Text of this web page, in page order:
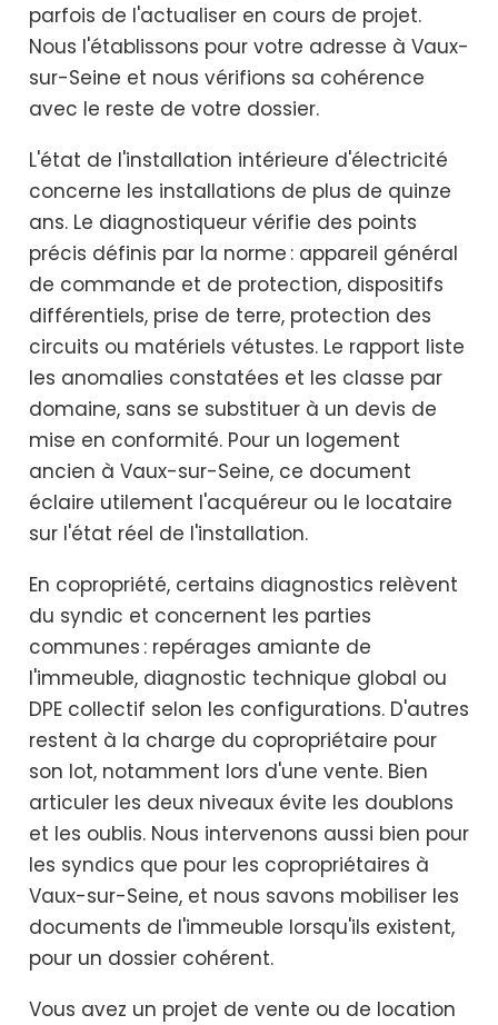
parfois de l'actualiser en cours de projet.
Nous l'établissons pour votre adresse à Vaux-
sur-Seine et nous vérifions sa cohérence
avec le reste de votre dossier.
L'état de l'installation intérieure d'électricité
concerne les installations de plus de quinze
ans. Le diagnostiqueur vérifie des points
précis définis par la norme : appareil général
de commande et de protection, dispositifs
différentiels, prise de terre, protection des
circuits ou matériels vétustes. Le rapport liste
les anomalies constatées et les classe par
domaine, sans se substituer à un devis de
mise en conformité. Pour un logement
ancien à Vaux-sur-Seine, ce document
éclaire utilement l'acquéreur ou le locataire
sur l'état réel de l'installation.
En copropriété, certains diagnostics relèvent
du syndic et concernent les parties
communes : repérages amiante de
l'immeuble, diagnostic technique global ou
DPE collectif selon les configurations. D'autres
restent à la charge du copropriétaire pour
son lot, notamment lors d'une vente. Bien
articuler les deux niveaux évite les doublons
et les oublis. Nous intervenons aussi bien pour
les syndics que pour les copropriétaires à
Vaux-sur-Seine, et nous savons mobiliser les
documents de l'immeuble lorsqu'ils existent,
pour un dossier cohérent.
Vous avez un projet de vente ou de location